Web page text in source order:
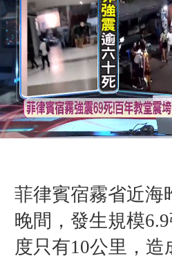
菲律賓宿霧省近海
晚間，發生規模
度只有10公里，造